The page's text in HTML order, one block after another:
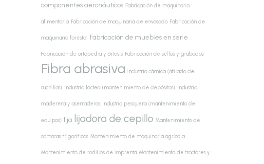
componentes aeronáuticos Fabricación de maquinaria
alimentaria Fabricación de maquinaria de envasado Fabricación de
maquinaria forestal Fabricación de muebles en serie
Fabricación de ortopedia y órtesis Fabricación de sellos y grabados
Fibra abrasiva Industria cárnica (afilado de
cuchillas) Industria láctea (mantenimiento de depósitos) Industria
maderera y aserraderos Industria pesquera (mantenimiento de
equipos) lija lijadora de cepillo Mantenimiento de
cámaras frigoríficas Mantenimiento de maquinaria agrícola
Mantenimiento de rodillos de imprenta Mantenimiento de tractores y